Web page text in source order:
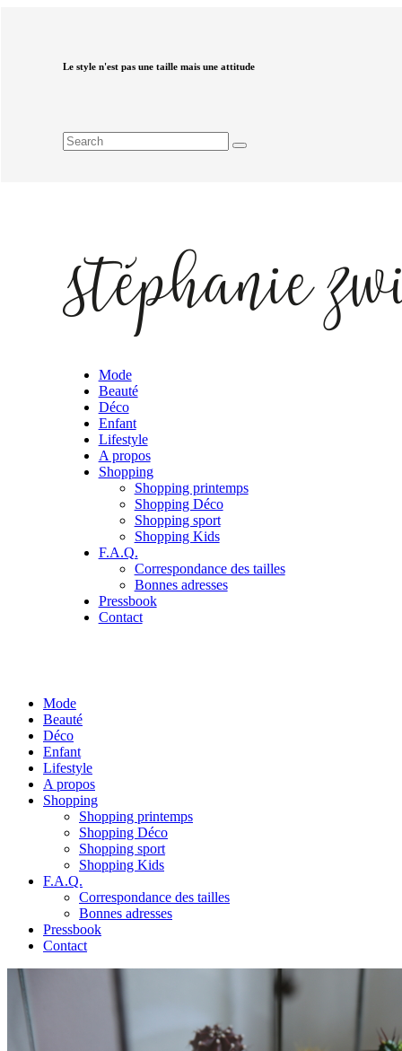
Le style n'est pas une taille mais une attitude
Mode
Beauté
Déco
Enfant
Lifestyle
A propos
Shopping
Shopping printemps
Shopping Déco
Shopping sport
Shopping Kids
F.A.Q.
Correspondance des tailles
Bonnes adresses
Pressbook
Contact
Mode
Beauté
Déco
Enfant
Lifestyle
A propos
Shopping
Shopping printemps
Shopping Déco
Shopping sport
Shopping Kids
F.A.Q.
Correspondance des tailles
Bonnes adresses
Pressbook
Contact